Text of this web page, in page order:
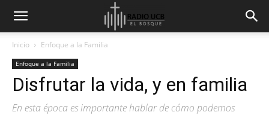
Inicio Enfoque a la Familia
Enfoque a la Familia
Disfrutar la vida, y en familia
En esta época es importante hablar de cómo podemos